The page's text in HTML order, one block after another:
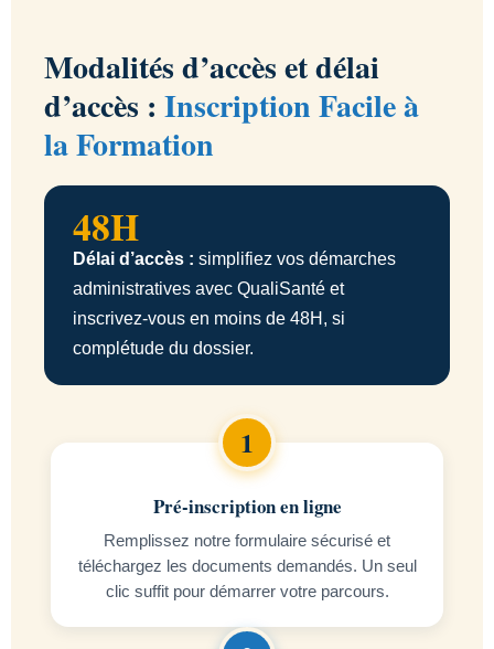
Modalités d’accès et délai
d’accès : Inscription Facile à
la Formation
48H
Délai d’accès : simplifiez vos démarches
administratives avec QualiSanté et
inscrivez-vous en moins de 48H, si
complétude du dossier.
Pré-inscription en ligne
Remplissez notre formulaire sécurisé et
téléchargez les documents demandés. Un seul
clic suffit pour démarrer votre parcours.